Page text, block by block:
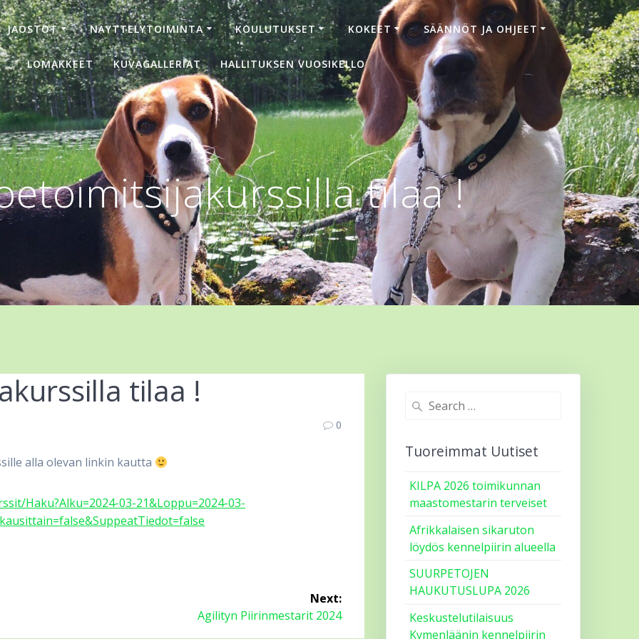
JAOSTOT NÄYTTELYTOIMINTA KOULUTUKSET KOKEET SÄÄNNÖT JA OHJEET
LOMAKKEET KUVAGALLERIAT HALLITUKSEN VUOSIKELLO
tilaa !
tilaa !
0
alla olevan linkin kautta
Haku?Alku=2024-03-21&Loppu=2024-03-
Next:
Next
Agilityn Piirinmestarit 2024
Search
Tuoreimmat Uutiset
KILPA 2026 toimikunnan
maastomestarin terveiset
Afrikkalaisen sikaruton
löydös kennelpiirin alueella
SUURPETOJEN
HAUKUTUSLUPA 2026
Keskustelutilaisuus
Kymenläänin kennelpiirin